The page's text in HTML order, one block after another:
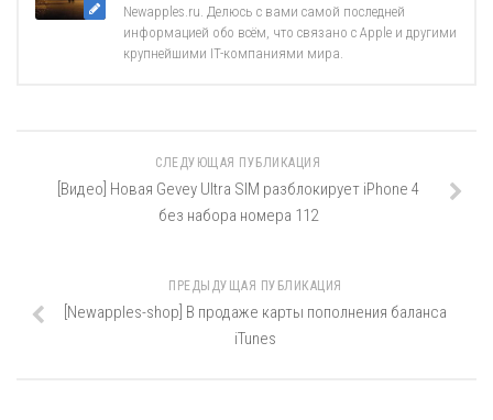
Newapples.ru. Делюсь с вами самой последней
информацией обо всём, что связано с Apple и другими
крупнейшими IT-компаниями мира.
СЛЕДУЮЩАЯ ПУБЛИКАЦИЯ
[Видео] Новая Gevey Ultra SIM разблокирует iPhone 4
без набора номера 112
ПРЕДЫДУЩАЯ ПУБЛИКАЦИЯ
[Newapples-shop] В продаже карты пополнения баланса
iTunes